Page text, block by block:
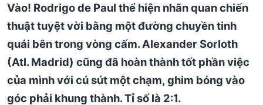
Vào! Rodrigo de Paul thể hiện nhãn quan chiến
thuật tuyệt vời bằng một đường chuyền tinh
quái bên trong vòng cấm. Alexander Sorloth
(Atl. Madrid) cũng đã hoàn thành tốt phần việc
của mình với cú sút một chạm, ghim bóng vào
góc phải khung thành. Tỉ số là 2:1.